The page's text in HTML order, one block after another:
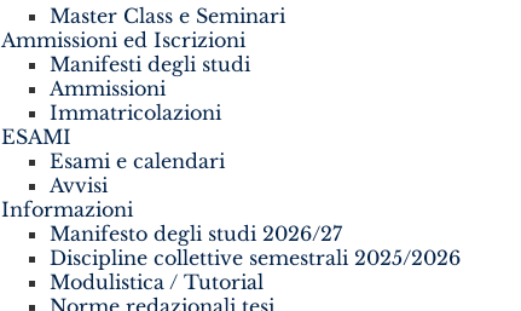
Master Class e Seminari
Ammissioni ed Iscrizioni
Manifesti degli studi
Ammissioni
Immatricolazioni
ESAMI
Esami e calendari
Avvisi
Informazioni
Manifesto degli studi 2026/27
Discipline collettive semestrali 2025/2026
Modulistica / Tutorial
Norme redazionali tesi